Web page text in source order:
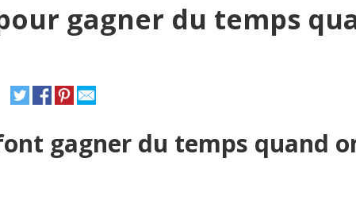
gagner du temps
gagner du temps quand